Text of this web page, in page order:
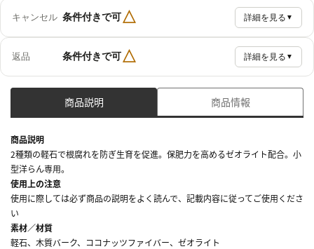
キャンセル 条件付きで可△ 詳細を見る ▼
返品 条件付きで可△ 詳細を見る ▼
商品説明 商品情報
商品説明
2種類の軽石で根腐れを防ぎ生育を促進。保肥力を高めるゼオライト配合。小
型洋らん専用。
使用上の注意
使用に際しては必ず商品の説明をよく読んで、記載内容に従ってご使用くださ
い
素材／材質
軽石、木質バーク、ココナッツファイバー、ゼオライト